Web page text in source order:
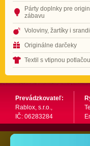
Párty doplnky pre
zábavu
Voloviny, žartíky i
Originálne darčeky
Textil s vtipnou potlačou
Prevádzkovateľ:
Rablox, s.r.o.,
IČ: 06283284